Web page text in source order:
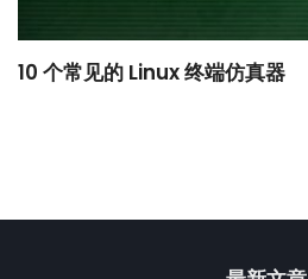
10 个常见的 Linux 终端仿真器